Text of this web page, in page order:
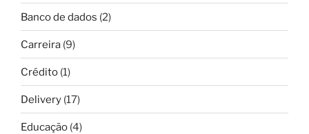
Banco de dados (2)
Carreira (9)
Crédito (1)
Delivery (17)
Educação (4)